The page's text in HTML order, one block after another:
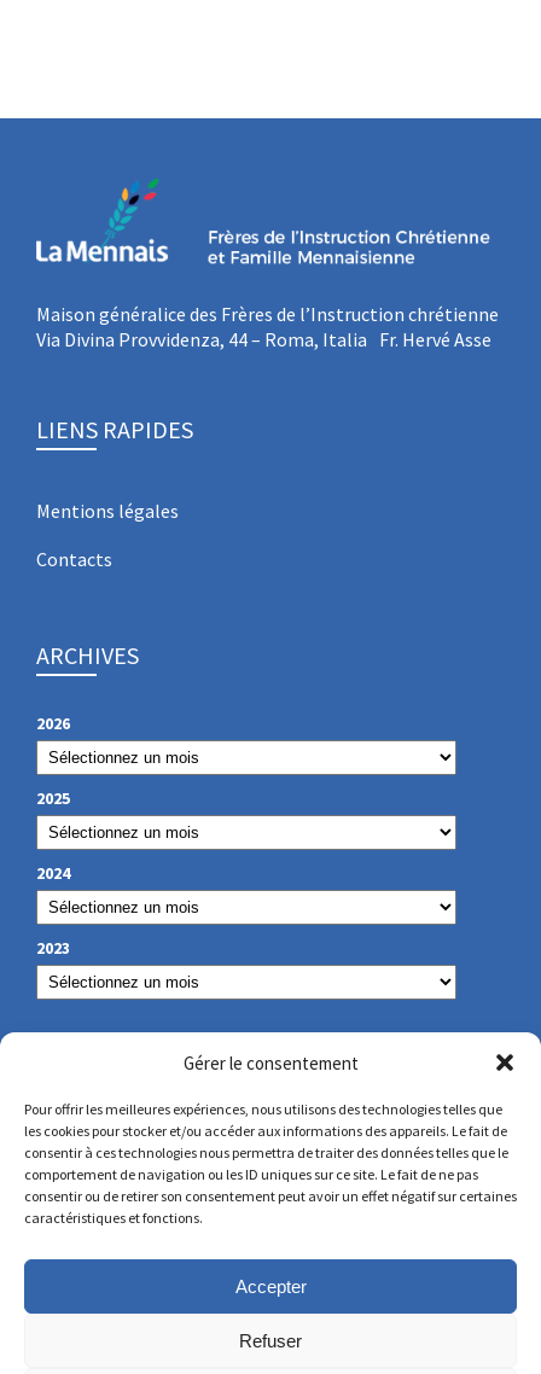
Gérer le consentement
Pour offrir les meilleures expériences, nous utilisons des technologies telles que
les cookies pour stocker et/ou accéder aux informations des appareils. Le fait de
consentir à ces technologies nous permettra de traiter des données telles que le
comportement de navigation ou les ID uniques sur ce site. Le fait de ne pas
consentir ou de retirer son consentement peut avoir un effet négatif sur certaines
caractéristiques et fonctions.
Accepter
Refuser
Maison généralice des Frères de l’Instruction chrétienne
Via Divina Provvidenza, 44 – Roma, Italia Fr. Hervé Asse
LIENS RAPIDES
Mentions légales
Contacts
ARCHIVES
2026
2025
2024
2023
NOS COORDONNÉES
secretariat@lamennais.org
protectionenfance@lamennais.org